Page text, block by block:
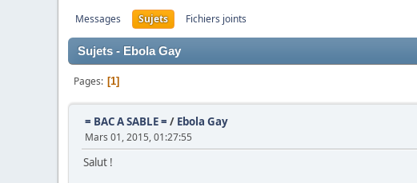
Messages Sujets Fichiers joints
Sujets - Ebola Gay
Pages 1
= BAC A SABLE = / Ebola Gay
Mars 01, 2015, 01:27:55
Salut !